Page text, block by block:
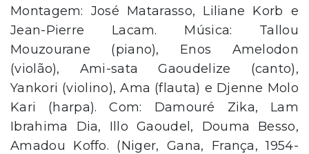
Montagem: José Matarasso, Liliane Korb e
Jean-Pierre Lacam. Música: Tallou
Mouzourane (piano), Enos Amelodon
(violão), Ami-sata Gaoudelize (canto),
Yankori (violino), Ama (flauta) e Djenne Molo
Kari (harpa). Com: Damouré Zika, Lam
Ibrahima Dia, Illo Gaoudel, Douma Besso,
Amadou Koffo. (Niger, Gana, França, 1954-